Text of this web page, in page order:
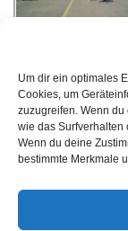
Um dir ein optimales
Cookies, um
zuzugreifen. Wenn
wie das Surfverhalten
Wenn du deine
bestimmte Merkmale